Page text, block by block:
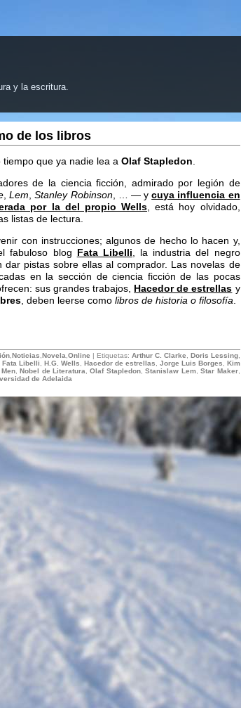
y la escritura.
de los libros
que ya nadie lea a Olaf Stapledon
de la ciencia ficción, admirado por legión de
,Lem ,Stanley Robinson, … — ycuya influencia en
por la del propio Wells , está hoy olvidado,
listas de lectura.
con instrucciones; algunos de hecho lo hacen y,
fabuloso blog Fata Libelli , la industria del negro
dar pistas sobre ellas al comprador. Las novelas de
en la sección de ciencia ficción de las pocas
sus grandes trabajos, Hacedor de estrellas y
, deben leerse como libros de historia o filosofía
, Noticias Novela Online | Etiquetas: Arthur C. Clarke Doris Lessing,
Fata Libelli H.G. Wells Hacedor de estrellas Jorge Luis Borges
Kim
,Nobel de Literatura ,Olaf Stapledon,Stanislaw Lem,Star Maker,
de Adelaida